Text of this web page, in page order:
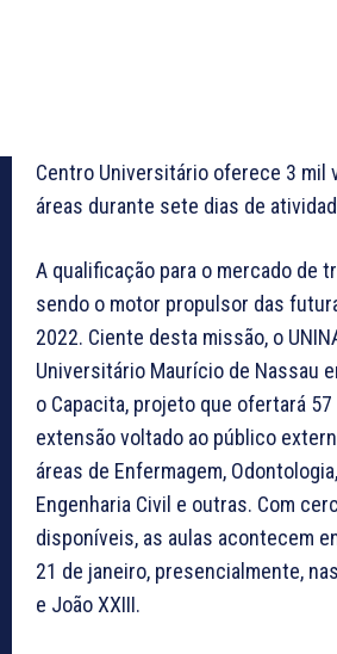
Centro Universitário oferece 3 mil
áreas durante sete dias de
A qualificação para o mercado de
sendo o motor propulsor das
2022. Ciente desta missão, o
Universitário Maurício de Nassau
o Capacita, projeto que ofertará
extensão voltado ao público
áreas de Enfermagem,
Engenharia Civil e outras. Com
disponíveis, as aulas acontecem
21 de janeiro, presencialmente,
e João XXIII.